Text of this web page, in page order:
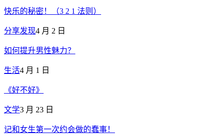
快乐的秘密！（3 2 1 法则）
分享发现4 月 2 日
如何提升男性魅力？
生活4 月 1 日
《好不好》
文学3 月 23 日
记和女生第一次约会做的蠢事！